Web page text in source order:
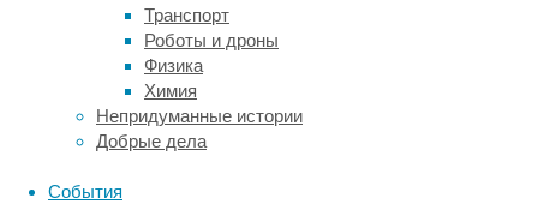
Транспорт
Роботы и дроны
Физика
Химия
Непридуманные истории
Добрые дела
События
более
месяцев,
страдает
примерно
10-
взрослых.